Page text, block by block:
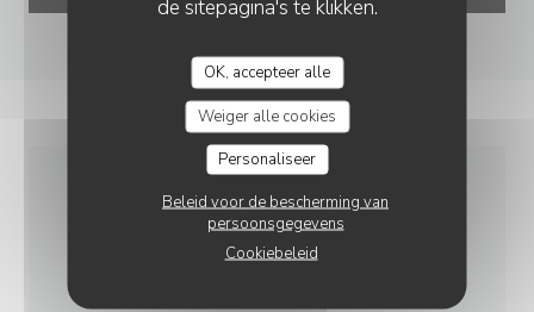
de sitepagina's te klikken.
OK, accepteer alle
Weiger alle cookies
Personaliseer
Beleid voor de bescherming van
persoonsgegevens
Cookiebeleid
ALGEMENE
INFORMATIE